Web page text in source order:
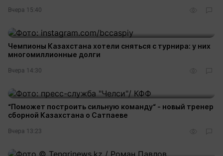
Вчера 15:40
Чемпионы Казахстана хотели сняться с турнира: у них
многомиллионные долги
Вчера 14:30
“Поможет построить сильную команду“ - новый тренер
сборной Казахстана о Сатпаеве
Вчера 13:23